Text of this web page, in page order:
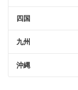
四国
九州
沖縄